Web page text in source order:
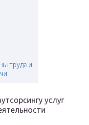
труда и
услуг